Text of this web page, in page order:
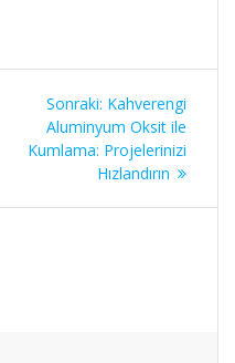
Sonraki: Sonraki
yazı:
Kahverengi
Aluminyum Oksit ile
Kumlama: Projelerinizi
Hızlandırın